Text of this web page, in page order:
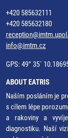
+420 585632111
+420 585632180
info@imtm.cz
GPS: 49° 35´
ABOUT EATRIS
Naším posláním je
s cílem lépe
a rakoviny a
diagnostiku. Naší